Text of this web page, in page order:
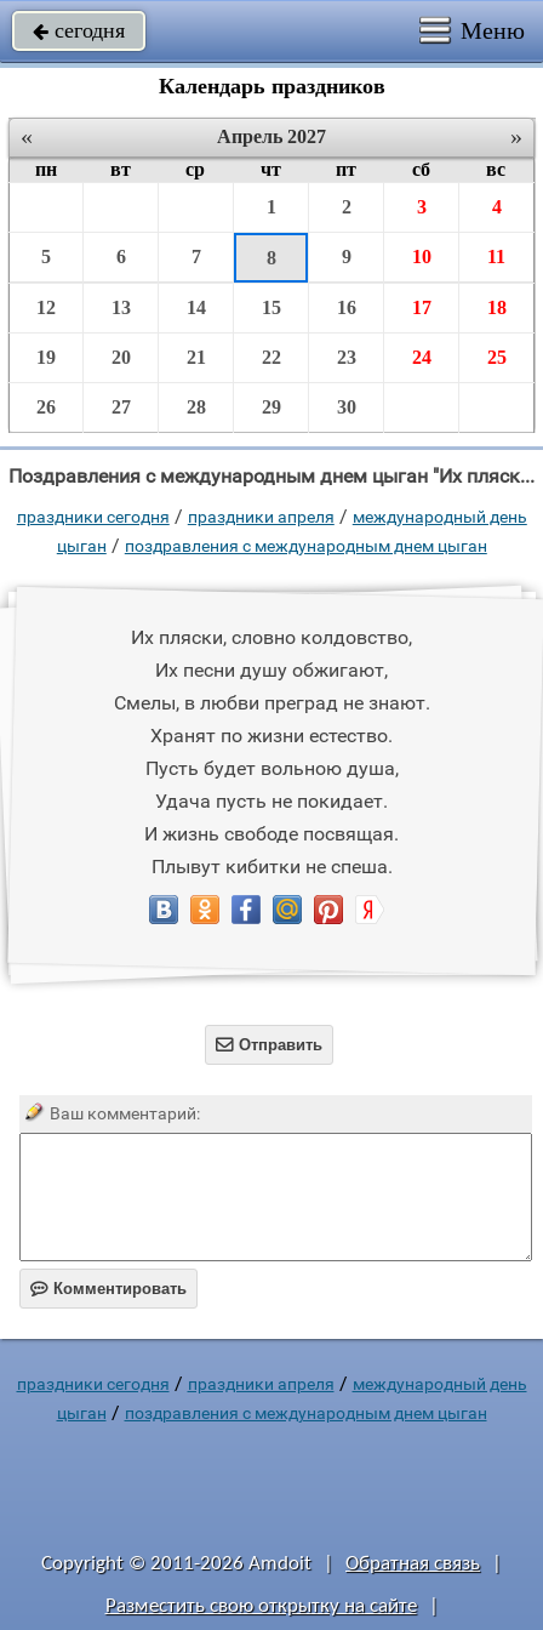
 сегодня Меню
Календарь праздников
« »
Апрель 2027
пн
вт ср чт пт сб
вс
1
2 3 4
5 6 7 8 9 10 11
12 13 14 15 16 17 18
19 20 21 22 23 24 25
26 27 28 29 30
Поздравления с международным днем цыган "Их пляски, словно колдовство, Их песни душу обжигают, Смелы, в любви преград не"
праздники сегодня / праздники апреля / международный день
цыган / поздравления с международным днем цыган
Их пляски, словно колдовство,
Их песни душу обжигают,
Смелы, в любви преград не знают.
Хранят по жизни естество.
Пусть будет вольною душа,
Удача пусть не покидает.
И жизнь свободе посвящая.
Плывут кибитки не спеша.
 Отправить
Ваш комментарий:
 Комментировать
праздники сегодня / праздники апреля / международный день
цыган / поздравления с международным днем цыган
Copyright © 2011-2026 Amdoit Обратная связь
Разместить свою открытку на сайте